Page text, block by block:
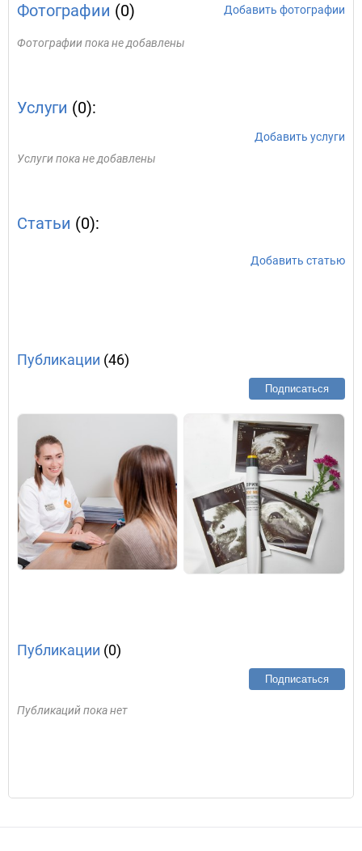
Фотографии (0) Добавить фотографии
Фотографии пока не добавлены
Услуги (0):
Добавить услуги
Услуги пока не добавлены
Статьи (0):
Добавить статью
Публикации (46)
Подписаться
Публикации (0)
Подписаться
Публикаций пока нет